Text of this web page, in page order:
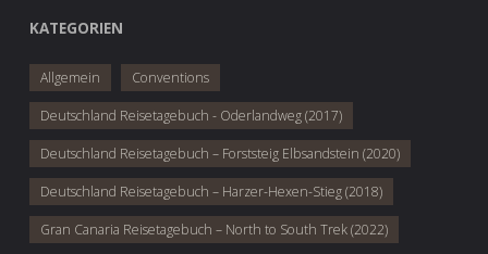
KATEGORIEN
Allgemein Conventions
Deutschland Reisetagebuch - Oderlandweg (2017)
Deutschland Reisetagebuch – Forststeig Elbsandstein (2020)
Deutschland Reisetagebuch – Harzer-Hexen-Stieg (2018)
Gran Canaria Reisetagebuch – North to South Trek (2022)